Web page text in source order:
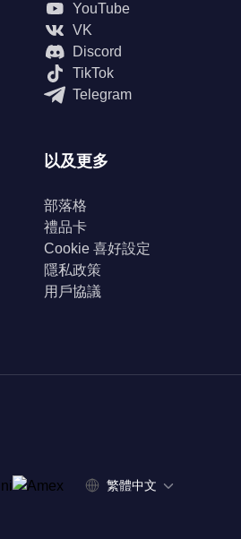
YouTube
VK
Discord
TikTok
Telegram
以及更多
部落格
禮品卡
Cookie 喜好設定
隱私政策
用戶協議
繁體中文